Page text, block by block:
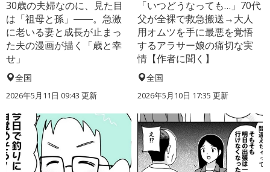
30歳の夫婦なのに、見た目
は「祖母と孫」――。急激
に老いる妻と成長が止まっ
た夫の漫画が描く「歳と幸
せ」
全国
2026年5月11日 09:43 更新
「いつどうなっても…」70代
父が全裸で救急搬送→大人
用オムツを手に最悪を覚悟
するアラサー娘の痛切な実
情【作者に聞く】
全国
2026年5月10日 17:35 更新